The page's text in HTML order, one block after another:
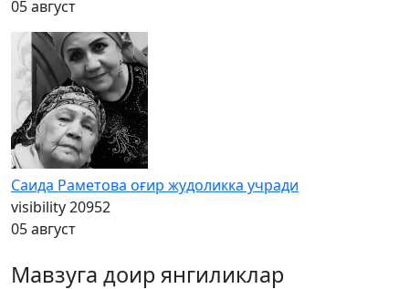
05 август
Саида Раметова оғир жудоликка учради
visibility20952
05 август
Мавзуга доир янгиликлар